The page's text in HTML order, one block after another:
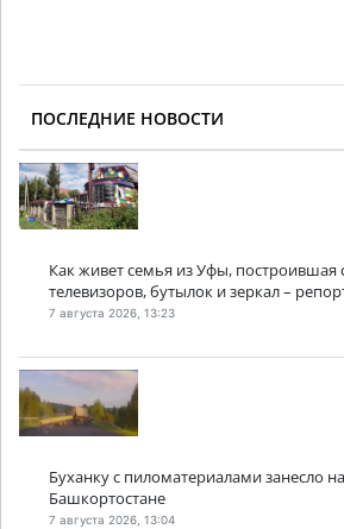
ПОСЛЕДНИЕ НОВОСТИ
Как живет семья из Уфы, построившая
телевизоров, бутылок и зеркал –
7 августа 2026, 13:23
Буханку с пиломатериалами занесло
Башкортостане
7 августа 2026, 13:04